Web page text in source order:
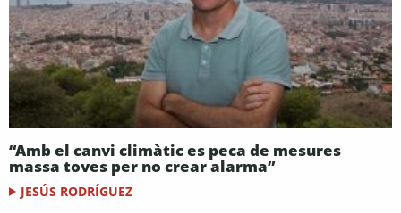
“Amb el canvi climàtic es peca de mesures
massa toves per no crear alarma”
JESÚS RODRÍGUEZ